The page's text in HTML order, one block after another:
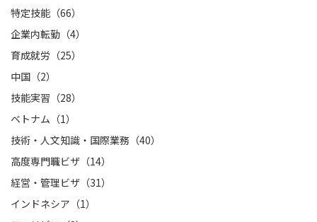
特定技能（66）
企業内転勤（4）
育成就労（25）
中国（2）
技能実習（28）
ベトナム（1）
技術・人文知識・国際業務（40）
高度専門職ビザ（14）
経営・管理ビザ（31）
インドネシア（1）